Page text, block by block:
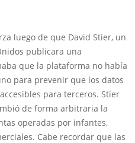
luego de que David Stier, un
publicara una
que la plataforma no había
para prevenir que los datos
para terceros. Stier
de forma arbitraria la
operadas por infantes,
Cabe recordar que las